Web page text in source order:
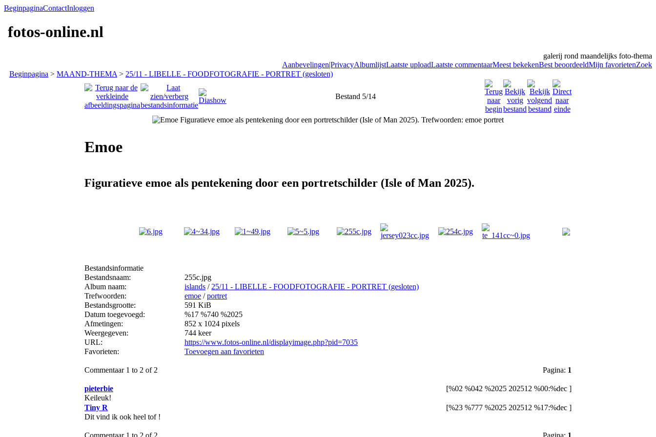
BeginpaginaContactInloggen
fotos-online.nl
galerij rond maandelijks foto-thema
Aanbevelingen|PrivacyAlbumlijstLaatste uploadLaatste commentaarMeest bekekenBest beoordeeldMijn favorietenZoek
Beginpagina > MAAND-THEMA > 25/11 - LIBELLE - FOODFOTOGRAFIE - PORTRET (gesloten)
Bestand 5/14
Emoe
Figuratieve emoe als pentekening door een portretschilder (Isle of Man 2025).
Bestandsinformatie
Bestandsnaam:
255c.jpg
Album naam:
islands / 25/11 - LIBELLE - FOODFOTOGRAFIE - PORTRET (gesloten)
Trefwoorden:
emoe /portret
Bestandsgrootte:
591 KiB
Datum toegevoegd:
%17 %740 %2025
Afmetingen:
852 x 1024 pixels
Weergegeven:
744 keer
URL:
https://www.fotos-online.nl/displayimage.php?pid=7035
Favorieten:
Toevoegen aan favorieten
Commentaar 1 to 2 of 2 Pagina: 1
pieterbie
[%02 %042 %2025 202512 %00:%dec ]
Keileuk!
Tiny R
[%23 %777 %2025 202512 %17:%dec ]
Dit vind ik ook heel tof !
Commentaar 1 to 2 of 2 Pagina: 1